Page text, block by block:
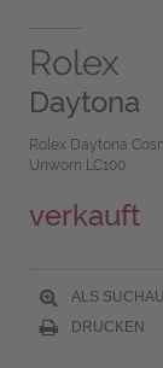
Rolex
Daytona
Rolex Daytona
Unworn LC100
verkauft
ALS
DRUCKEN